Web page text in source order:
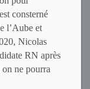
consterné
l’Aube et
Nicolas
RN après
ne pourra